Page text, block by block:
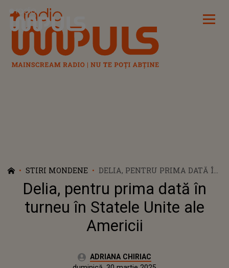
Radio Impuls
STIRI MONDENE
DELIA, PENTRU PRIMA DATĂ ÎN
TURNEU ÎN STATELE UNITE ALE
AMERICII
Delia, pentru prima dată în
turneu în Statele Unite ale
Americii
Autor:ADRIANA CHIRIAC